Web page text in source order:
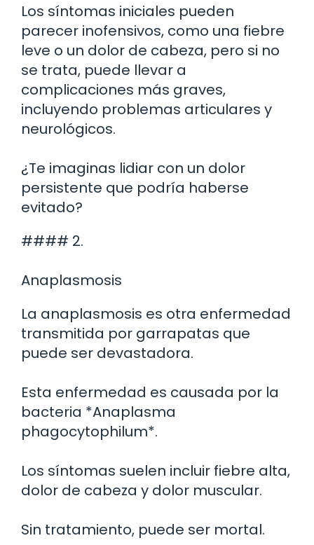
Los síntomas iniciales pueden
parecer inofensivos, como una fiebre
leve o un dolor de cabeza, pero si no
se trata, puede llevar a
complicaciones más graves,
incluyendo problemas articulares y
neurológicos.
¿Te imaginas lidiar con un dolor
persistente que podría haberse
evitado?
#### 2.
Anaplasmosis
La anaplasmosis es otra enfermedad
transmitida por garrapatas que
puede ser devastadora.
Esta enfermedad es causada por la
bacteria *Anaplasma
phagocytophilum*.
Los síntomas suelen incluir fiebre alta,
dolor de cabeza y dolor muscular.
Sin tratamiento, puede ser mortal.